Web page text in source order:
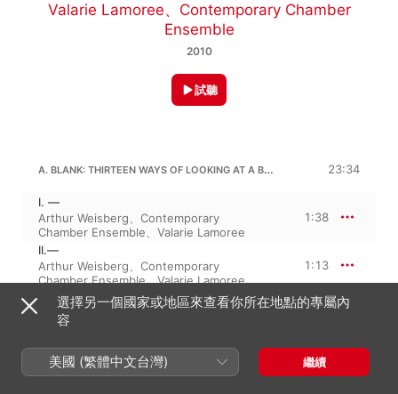
Valarie Lamoree、 Contemporary Chamber
Ensemble
2010
試聽
A. BLANK: THIRTEEN WAYS OF LOOKING AT A BLACKBIRD 23:34
I. —
Arthur Weisberg、 Contemporary
Chamber Ensemble、 Valarie Lamoree
1:38
II.—
Arthur Weisberg、 Contemporary
Chamber Ensemble、Valarie Lamoree
1:13
III. —
Arthur Weisberg
Chamber Ensemble
1:16
IV. —
Valarie Lamoree、Contemporary Chamber
Ensemble、Arthur Weisberg
1:55
選擇另一個國家或地區來查看你所在地點的專屬內
容
美國 (繁體中文台灣) 繼續